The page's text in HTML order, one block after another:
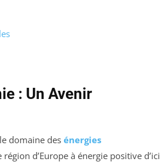
: Un Avenir
domaine desénergies
d’Europe à énergie positive d’ici